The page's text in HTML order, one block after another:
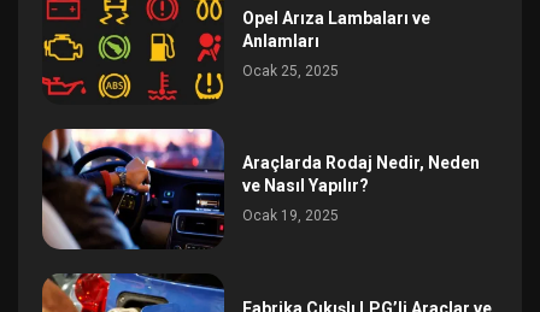
Opel Arıza Lambaları ve
Anlamları
Ocak 25, 2025
Araçlarda Rodaj Nedir, Neden
ve Nasıl Yapılır?
Ocak 19, 2025